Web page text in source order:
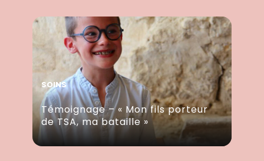
SOINS
Témoignage – « Mon fils porteur
de TSA, ma bataille »